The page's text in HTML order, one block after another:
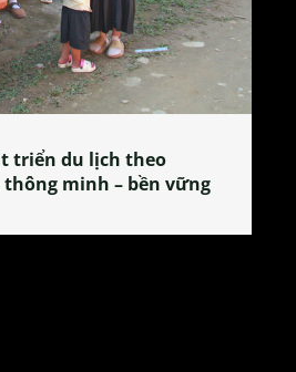
tẻ Phú Nhi – nơi lan
Đoài